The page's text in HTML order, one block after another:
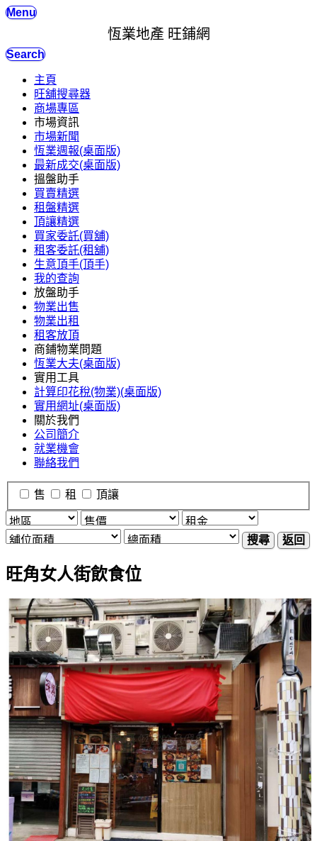
Menu
恆業地產 旺鋪網
Search
主頁
旺舖搜尋器
商場專區
市場資訊
市場新聞
恆業週報(桌面版)
最新成交(桌面版)
搵盤助手
買賣精選
租盤精選
頂讓精選
買家委託(買舖)
租客委託(租舖)
生意頂手(頂手)
我的查詢
放盤助手
物業出售
物業出租
租客放頂
商鋪物業問題
恆業大夫(桌面版)
實用工具
計算印花稅(物業)(桌面版)
實用網址(桌面版)
關於我們
公司簡介
就業機會
聯絡我們
售 租 頂讓
搜尋 返回
旺角女人街飲食位